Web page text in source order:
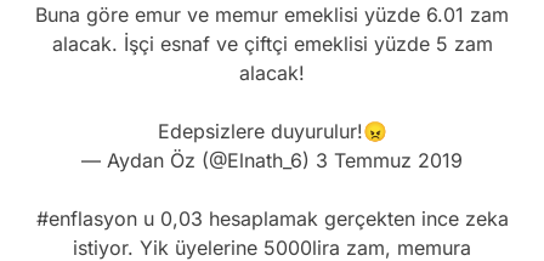
Buna göre emur ve memur emeklisi yüzde 6.01 zam
alacak. İşçi esnaf ve çiftçi emeklisi yüzde 5 zam
alacak!
Edepsizlere duyurulur!😠
— Aydan Öz (@Elnath_6) 3 Temmuz 2019
#enflasyonu 0,03 hesaplamak gerçekten ince zeka
istiyor. Yik üyelerine 5000lira zam, memura
Video